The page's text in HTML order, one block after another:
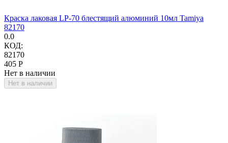
Краска лаковая LP-70 блестящий алюминий 10мл Tamiya
82170
0.0
КОД:
82170
‍405‍ Р
Нет в наличии
Нет в наличии